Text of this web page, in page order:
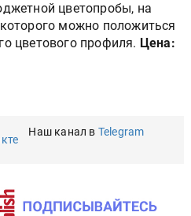
цветопробы, на
можно положиться
цветового профиля. Цена:
Наш канал в Telegram